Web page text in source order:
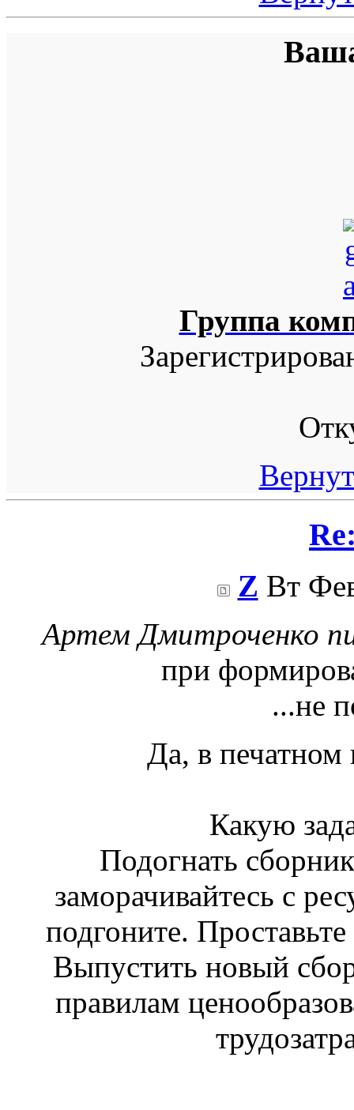
Группа
Z Вт
Артем Дмитроченко
при
...не
Да, в печатном
Какую
Подогнать
заморачивайтесь с
подгоните.
Выпустить новый
правилам